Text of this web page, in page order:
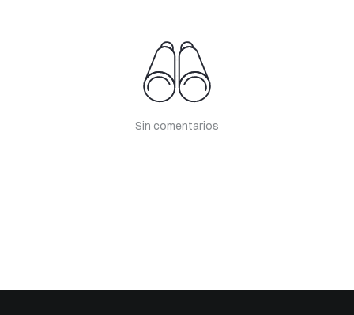
Sin comentarios